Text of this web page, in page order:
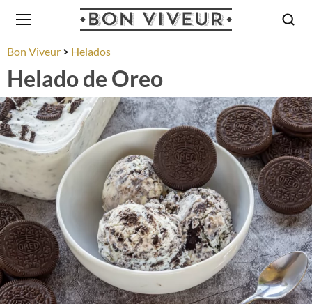
Bon Viveur Helados
Helado de Oreo